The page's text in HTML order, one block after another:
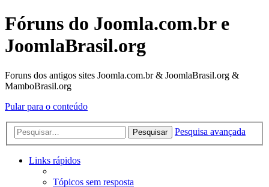
Fóruns do Joomla.com.br e
JoomlaBrasil.org
Foruns dos antigos sites Joomla.com.br & JoomlaBrasil.org &
MamboBrasil.org
Pular para o conteúdo
Pesquisar Pesquisa avançada
Links rápidos
Tópicos sem resposta